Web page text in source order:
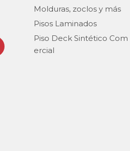
Molduras, zoclos y más
Pisos Laminados
Piso Deck Sintético Com
ercial